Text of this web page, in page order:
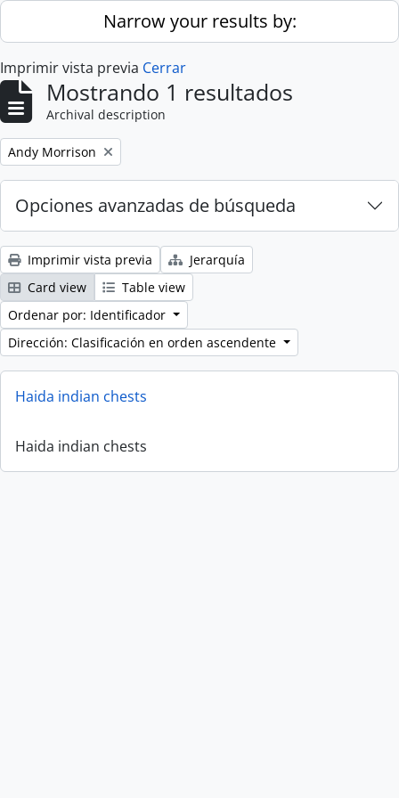
Skip to main contentNarrow your results by:
Imprimir vista previa Cerrar
Mostrando 1 resultados
Archival description
Remove filter:
Andy Morrison
Opciones avanzadas de búsqueda
Imprimir vista previa
Jerarquía
Card view
Table view
Ordenar por: Identificador
Dirección: Clasificación en orden ascendente
Haida indian chests
Haida indian chests